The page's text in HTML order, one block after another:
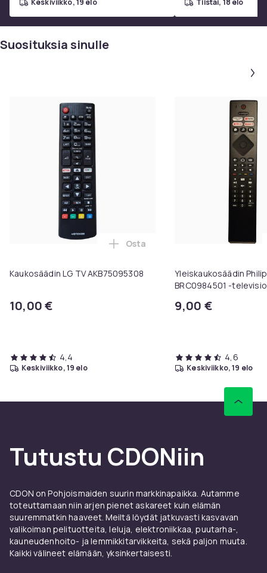
keskiviikko, 19 elo tiistai, 18 elo
Suosituksia sinulle
Kaukosäädin LG TV AKB75095308
10,00 €
Lisää Kaukosäädin LG TV
Osta
4,4
keskiviikko, 19 elo
Yleiskaukosäädin
BRC0984501 -
9,00 €
4,6
keskiviikko, 19 elo
Tutustu CDONiin
CDON on Pohjoismaiden suurin markkinapaikka. Autamme
toteuttamaan niin arjen pienet askareet kuin elämän
suuremmatkin haaveet. Meiltä löydät jatkuvasti kasvavan
valikoiman pelituotteita, leluja, elektroniikkaa, puutarha-,
kauneudenhoito- ja lemmikkitarvikkeita, sekä paljon muuta.
Kaikki välineet elämään, yksinkertaisesti.